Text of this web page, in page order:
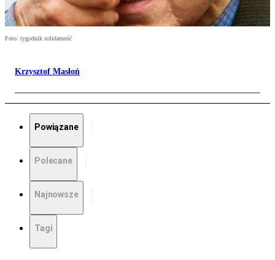
Foto: tygodnik solidarność
Krzysztof Masłoń
Powiązane
Polecane
Najnowsze
Tagi